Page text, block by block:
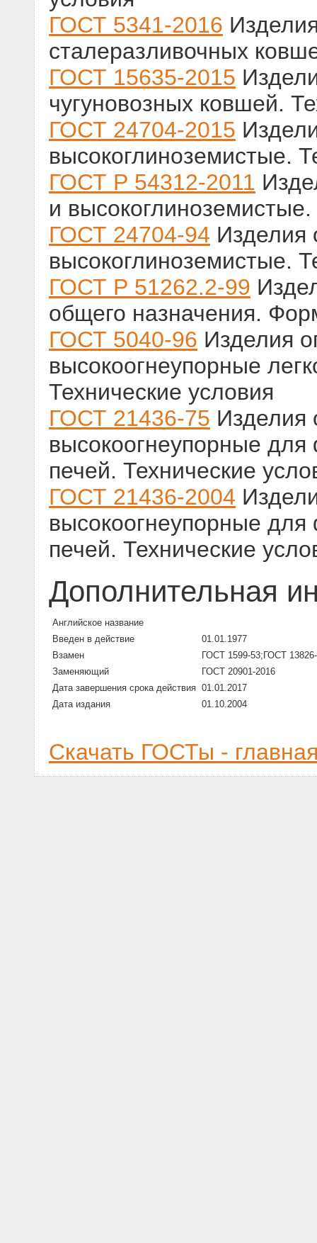
ГОСТ 5341-2016
сталеразливочных
ГОСТ 15635-2015
чугуновозных ковшей.
ГОСТ 24704-2015
высокоглиноземистые.
ГОСТ Р 54312-2011
и
ГОСТ 24704-94 Изделия
высокоглиноземистые.
ГОСТ Р 51262.2-99
общего назначения.
ГОСТ 5040-96 Изделия
высокоогнеупорные
Технические условия
ГОСТ 21436-75 Изделия
высокоогнеупорные
печей. Технические
ГОСТ 21436-2004
высокоогнеупорные
печей. Технические
Дополнительная
Английское название
Введен в действие
01.01.1977
Взамен
ГОСТ 1599-53;ГОСТ
Заменяющий
ГОСТ 20901-2016
Дата завершения срока действия 01.01.2017
Дата издания
01.10.2004
Скачать ГОСТы -